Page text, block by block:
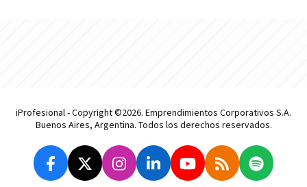
iProfesional - Copyright ©2026. Emprendimientos Corporativos S.A.
Buenos Aires, Argentina. Todos los derechos reservados.